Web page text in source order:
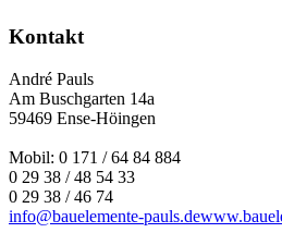
Kontakt
André Pauls
Am Buschgarten 14a
59469 Ense-Höingen
Mobil: 0 171 / 64 84 884
0 29 38 / 48 54 33
0 29 38 / 46 74
info@bauelemente-pauls.de